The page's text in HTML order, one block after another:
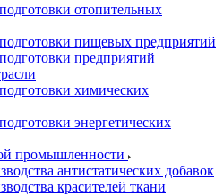
отопительных
пищевых предприятий
предприятий
химических
энергетических
промышленности
антистатических добавок
красителей ткани